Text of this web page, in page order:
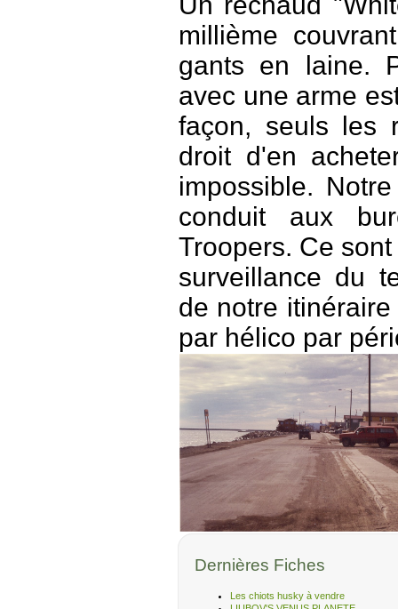
millième
gants en laine.
avec une arme
façon, seuls les
droit d'en
impossible.
conduit aux
Troopers. Ce
surveillance du
de notre
par hélico par
Dernières Fiches
Les chiots husky à vendre